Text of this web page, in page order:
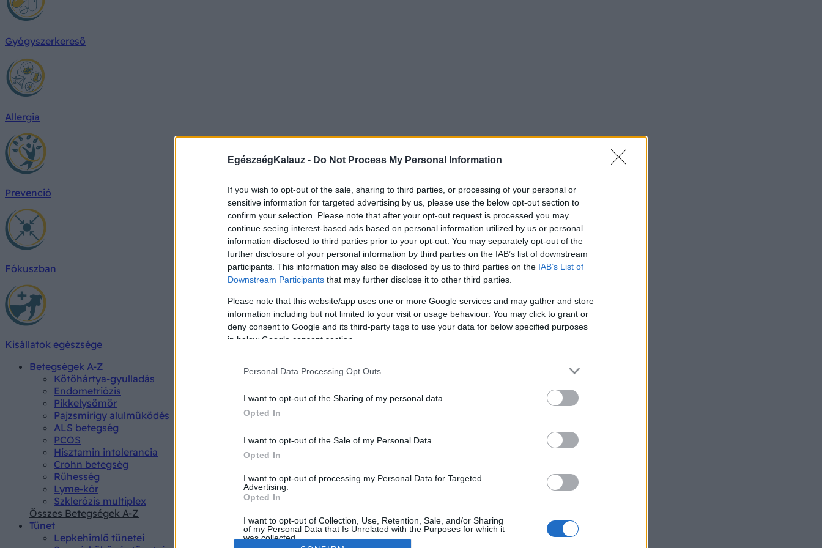
EgészségKalauz - Do Not Process My Personal Information
If you wish to opt-out of the sale, sharing to third parties, or processing of your personal or
sensitive information for targeted advertising by us, please use the below opt-out section to
confirm your selection. Please note that after your opt-out request is processed you may
continue seeing interest-based ads based on personal information utilized by us or personal
information disclosed to third parties prior to your opt-out. You may separately opt-out of the
further disclosure of your personal information by third parties on the IAB’s list of downstream
participants. This information may also be disclosed by us to third parties on the IAB’s List of
Downstream Participants that may further disclose it to other third parties.
Please note that this website/app uses one or more Google services and may gather and store
information including but not limited to your visit or usage behaviour. You may click to grant or
deny consent to Google and its third-party tags to use your data for below specified purposes
in below Google consent section.
Personal Data Processing Opt Outs
I want to opt-out of the Sharing of my personal data.
Opted In
I want to opt-out of the Sale of my Personal Data.
Opted In
I want to opt-out of processing my Personal Data for Targeted
Advertising.
Opted In
I want to opt-out of Collection, Use, Retention, Sale, and/or Sharing
of my Personal Data that Is Unrelated with the Purposes for which it
was collected.
Gyógyszerkereső
Allergia
Prevenció
Fókuszban
Kisállatok egészsége
Betegségek A-Z
Kötőhártya-gyulladás
Endometriózis
Pikkelysömör
Pajzsmirigy alulműködés
ALS betegség
PCOS
Hisztamin intolerancia
Crohn betegség
Rühesség
Lyme-kór
Szklerózis multiplex
Összes Betegségek A-Z
Tünet
Lepkehimlő tünetei